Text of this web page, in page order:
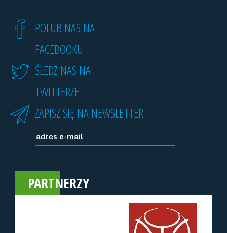
POLUB NAS NA
FACEBOOKU
ŚLEDŹ NAS NA
TWITTERZE
ZAPISZ SIĘ NA NEWSLETTER
PARTNERZY